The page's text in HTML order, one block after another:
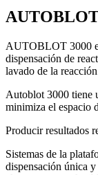
AUTOBLOT 3000
dispensación de
lavado de la
Autoblot 3000 tiene
minimiza el espacio
Producir resultados
Sistemas de la
dispensación única